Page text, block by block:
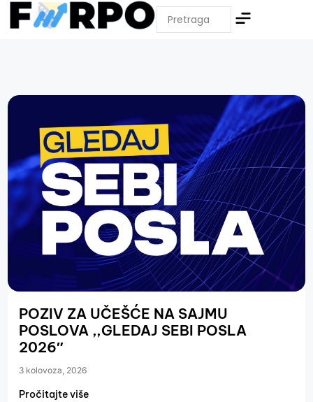
POZIV ZA UČEŠĆE NA SAJMU
POSLOVA ,,GLEDAJ SEBI POSLA
2026″
3 kolovoza, 2026
Pročitajte više